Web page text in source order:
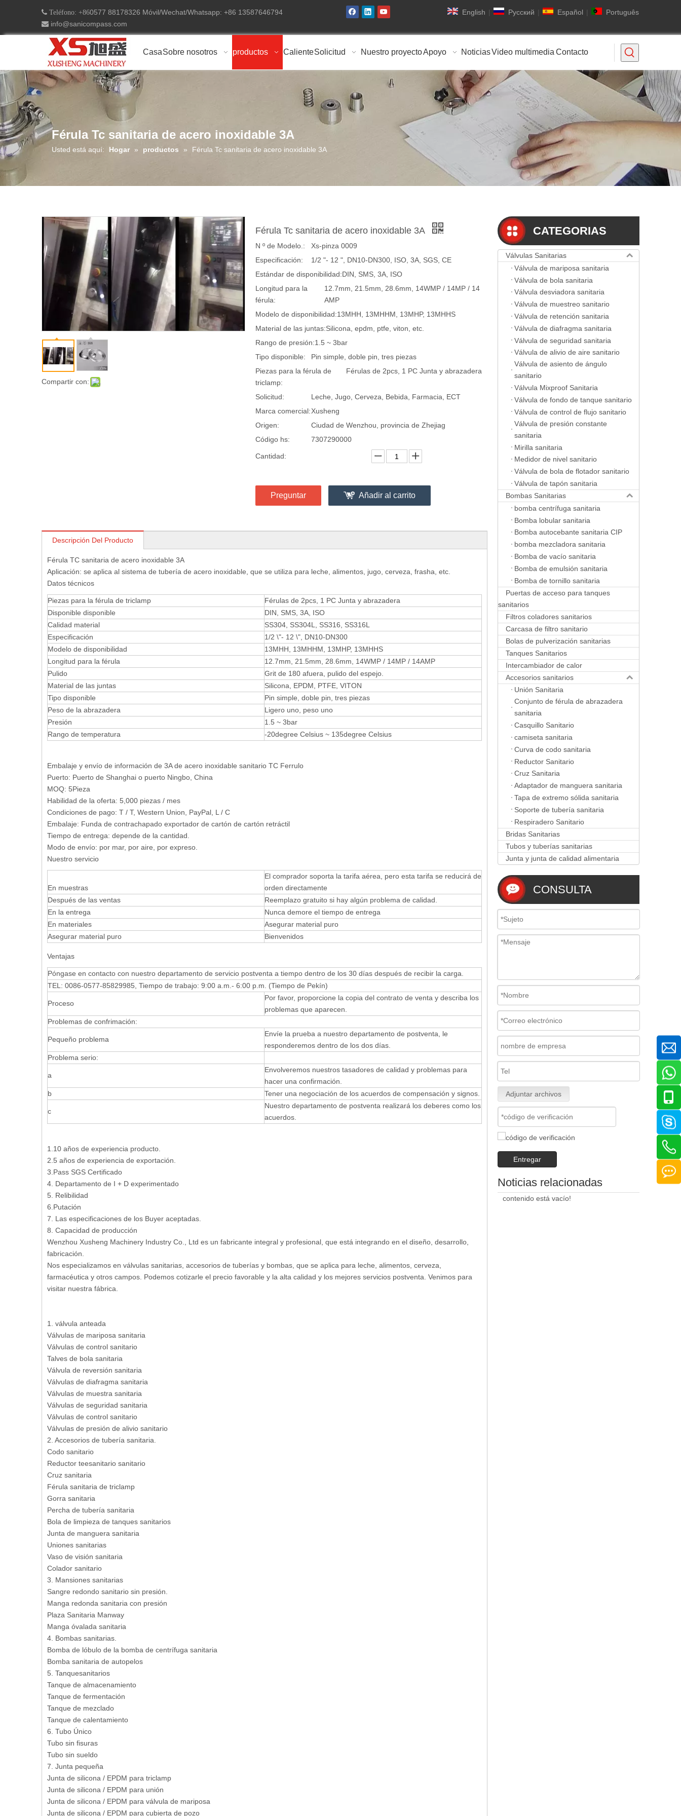
 Teléfono: +860577 88178326 Móvil/Wechat/Whatsapp: +86 13587646794
 info@sanicompass.com
English | Pусский | Español | Português
CasaSobre nosotros productos CalienteSolicitud Nuestro proyectoApoyo NoticiasVideo multimedia Contacto
Férula Tc sanitaria de acero inoxidable 3A
Usted está aquí: Hogar » productos » Férula Tc sanitaria de acero inoxidable 3A
Compartir con:
Férula Tc sanitaria de acero inoxidable 3A
N º de Modelo.:
Xs-pinza 0009
Especificación:
1/2 "- 12 ", DN10-DN300, ISO, 3A, SGS, CE
Estándar de disponibilidad:DIN, SMS, 3A, ISO
Longitud para la
férula:
12.7mm, 21.5mm, 28.6mm, 14WMP / 14MP / 14
AMP
Modelo de disponibilidad:13MHH, 13MHHM, 13MHP, 13MHHS
Material de las juntas:Silicona, epdm, ptfe, viton, etc.
Rango de presión:1.5 ~ 3bar
Tipo disponible:
Pin simple, doble pin, tres piezas
Piezas para la férula de
triclamp:
Férulas de 2pcs, 1 PC Junta y abrazadera
Solicitud:
Leche, Jugo, Cerveza, Bebida, Farmacia, ECT
Marca comercial:Xusheng
Origen:
Ciudad de Wenzhou, provincia de Zhejiag
Código hs:
7307290000
Cantidad:
Preguntar Añadir al carrito
Descripción Del Producto
Férula TC sanitaria de acero inoxidable 3A
Aplicación: se aplica al sistema de tubería de acero inoxidable, que se utiliza para leche, alimentos, jugo, cerveza, frasha, etc.
Datos técnicos
Piezas para la férula de triclamp
Férulas de 2pcs, 1 PC Junta y abrazadera
Disponible disponible
DIN, SMS, 3A, ISO
Calidad material
SS304, SS304L, SS316, SS316L
Especificación
1/2 \"- 12 \", DN10-DN300
Modelo de disponibilidad
13MHH, 13MHHM, 13MHP, 13MHHS
Longitud para la férula
12.7mm, 21.5mm, 28.6mm, 14WMP / 14MP / 14AMP
Pulido
Grit de 180 afuera, pulido del espejo.
Material de las juntas
Silicona, EPDM, PTFE, VITON
Tipo disponible
Pin simple, doble pin, tres piezas
Peso de la abrazadera
Ligero uno, peso uno
Presión
1.5 ~ 3bar
Rango de temperatura
-20degree Celsius ~ 135degree Celsius
Embalaje y envío de información de 3A de acero inoxidable sanitario TC Ferrulo
Puerto: Puerto de Shanghai o puerto Ningbo, China
MOQ: 5Pieza
Habilidad de la oferta: 5,000 piezas / mes
Condiciones de pago: T / T, Western Union, PayPal, L / C
Embalaje: Funda de contrachapado exportador de cartón de cartón retráctil
Tiempo de entrega: depende de la cantidad.
Modo de envío: por mar, por aire, por expreso.
Nuestro servicio
En muestras
El comprador soporta la tarifa aérea, pero esta tarifa se reducirá de
orden directamente
Después de las ventas
Reemplazo gratuito si hay algún problema de calidad.
En la entrega
Nunca demore el tiempo de entrega
En materiales
Asegurar material puro
Asegurar material puro
Bienvenidos
Ventajas
Póngase en contacto con nuestro departamento de servicio postventa a tiempo dentro de los 30 días después de recibir la carga.
TEL: 0086-0577-85829985, Tiempo de trabajo: 9:00 a.m.- 6:00 p.m. (Tiempo de Pekín)
Proceso
Por favor, proporcione la copia del contrato de venta y describa los
problemas que aparecen.
Problemas de confrimación:
Pequeño problema
Envíe la prueba a nuestro departamento de postventa, le
responderemos dentro de los dos días.
Problema serio:
a
Envolveremos nuestros tasadores de calidad y problemas para
hacer una confirmación.
b
Tener una negociación de los acuerdos de compensación y signos.
c
Nuestro departamento de postventa realizará los deberes como los
acuerdos.
1.10 años de experiencia producto.
2.5 años de experiencia de exportación.
3.Pass SGS Certificado
4. Departamento de I + D experimentado
5. Relibilidad
6.Putación
7. Las especificaciones de los Buyer aceptadas.
8. Capacidad de producción
Wenzhou Xusheng Machinery Industry Co., Ltd es un fabricante integral y profesional, que está integrando en el diseño, desarrollo,
fabricación.
Nos especializamos en válvulas sanitarias, accesorios de tuberías y bombas, que se aplica para leche, alimentos, cerveza,
farmacéutica y otros campos. Podemos cotizarle el precio favorable y la alta calidad y los mejores servicios postventa. Venimos para
visitar nuestra fábrica.
1. válvula anteada
Válvulas de mariposa sanitaria
Válvulas de control sanitario
Talves de bola sanitaria
Válvula de reversión sanitaria
Válvulas de diafragma sanitaria
Válvulas de muestra sanitaria
Válvulas de seguridad sanitaria
Válvulas de control sanitario
Válvulas de presión de alivio sanitario
2. Accesorios de tubería sanitaria.
Codo sanitario
Reductor teesanitario sanitario
Cruz sanitaria
Férula sanitaria de triclamp
Gorra sanitaria
Percha de tubería sanitaria
Bola de limpieza de tanques sanitarios
Junta de manguera sanitaria
Uniones sanitarias
Vaso de visión sanitaria
Colador sanitario
3. Mansiones sanitarias
Sangre redondo sanitario sin presión.
Manga redonda sanitaria con presión
Plaza Sanitaria Manway
Manga óvalada sanitaria
4. Bombas sanitarias.
Bomba de lóbulo de la bomba de centrífuga sanitaria
Bomba sanitaria de autopelos
5. Tanquesanitarios
Tanque de almacenamiento
Tanque de fermentación
Tanque de mezclado
Tanque de calentamiento
6. Tubo Único
Tubo sin fisuras
Tubo sin sueldo
7. Junta pequeña
Junta de silicona / EPDM para triclamp
Junta de silicona / EPDM para unión
Junta de silicona / EPDM para válvula de mariposa
Junta de silicona / EPDM para cubierta de pozo
CATEGORIAS
Válvulas Sanitarias
Válvula de mariposa sanitaria
Válvula de bola sanitaria
Válvula desviadora sanitaria
Válvula de muestreo sanitario
Válvula de retención sanitaria
Válvula de diafragma sanitaria
Válvula de seguridad sanitaria
Válvula de alivio de aire sanitario
Válvula de asiento de ángulo
sanitario
Válvula Mixproof Sanitaria
Válvula de fondo de tanque sanitario
Válvula de control de flujo sanitario
Válvula de presión constante
sanitaria
Mirilla sanitaria
Medidor de nivel sanitario
Válvula de bola de flotador sanitario
Válvula de tapón sanitaria
Bombas Sanitarias
bomba centrífuga sanitaria
Bomba lobular sanitaria
Bomba autocebante sanitaria CIP
bomba mezcladora sanitaria
Bomba de vacío sanitaria
Bomba de emulsión sanitaria
Bomba de tornillo sanitaria
Puertas de acceso para tanques
sanitarios
Filtros coladores sanitarios
Carcasa de filtro sanitario
Bolas de pulverización sanitarias
Tanques Sanitarios
Intercambiador de calor
Accesorios sanitarios
Unión Sanitaria
Conjunto de férula de abrazadera
sanitaria
Casquillo Sanitario
camiseta sanitaria
Curva de codo sanitaria
Reductor Sanitario
Cruz Sanitaria
Adaptador de manguera sanitaria
Tapa de extremo sólida sanitaria
Soporte de tubería sanitaria
Respiradero Sanitario
Bridas Sanitarias
Tubos y tuberías sanitarias
Junta y junta de calidad alimentaria
CONSULTA
Adjuntar archivos
Entregar
Noticias relacionadas
contenido está vacío!